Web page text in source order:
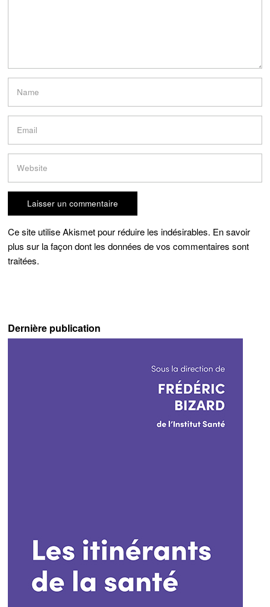
Ce site utilise Akismet pour réduire les indésirables. En savoir
plus sur la façon dont les données de vos commentaires sont
traitées.
Dernière publication